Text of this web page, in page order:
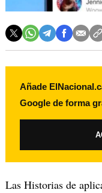
Añade
Google de forma
Las Historias de